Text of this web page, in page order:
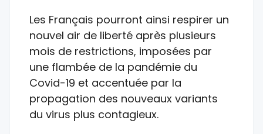
Les Français pourront ainsi respirer un
nouvel air de liberté après plusieurs
mois de restrictions, imposées par
une flambée de la pandémie du
Covid-19 et accentuée par la
propagation des nouveaux variants
du virus plus contagieux.